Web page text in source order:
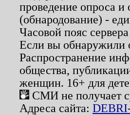
проведение опроса
(обнародование) -
Часовой пояс
Если вы обнаружили
Распространение
общества,
женщин. 16+ для
СМИ не получает
Адреса сайта: